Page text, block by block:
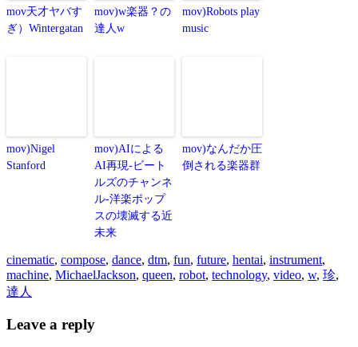
mov天才ヤバす
ぎ）Wintergatan
mov)w楽器？の
達人w
mov)Robots play
music
mov)Nigel
Stanford
mov)AIによる
AI再現-ビート
ルズのチャンネ
ル-洋楽ポップ
スの壊滅する近
未来
mov)なんだか圧
倒される楽器群
cinematic, compose, dance, dtm, fun, future, hentai, instrument,
machine, MichaelJackson, queen, robot, technology, video, w, 珍,
達人
Leave a reply